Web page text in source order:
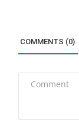
COMMENTS (0)